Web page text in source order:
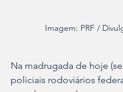
Imagem: PRF /
Na madrugada de hoje
policiais rodoviários